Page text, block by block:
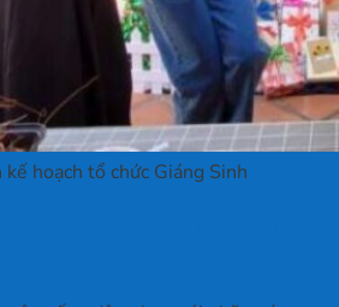
hoạch tổ chức Giáng Sinh